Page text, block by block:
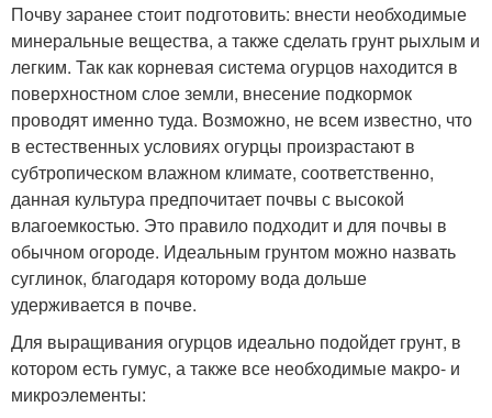
Почву заранее стоит подготовить: внести необходимые
минеральные вещества, а также сделать грунт рыхлым и
легким. Так как корневая система огурцов находится в
поверхностном слое земли, внесение подкормок
проводят именно туда. Возможно, не всем известно, что
в естественных условиях огурцы произрастают в
субтропическом влажном климате, соответственно,
данная культура предпочитает почвы с высокой
влагоемкостью. Это правило подходит и для почвы в
обычном огороде. Идеальным грунтом можно назвать
суглинок, благодаря которому вода дольше
удерживается в почве.
Для выращивания огурцов идеально подойдет грунт, в
котором есть гумус, а также все необходимые макро- и
микроэлементы: